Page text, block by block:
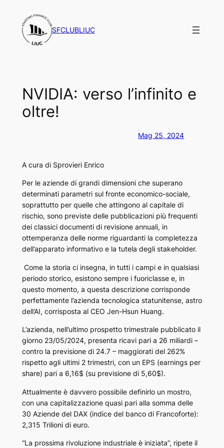
contenuto
SFCLUBLIUC
NVIDIA: verso l’infinito e
oltre!
Mag 25, 2024
A cura di Sprovieri Enrico
Per le aziende di grandi dimensioni che superano
determinati parametri sul fronte economico-sociale,
soprattutto per quelle che attingono al capitale di
rischio, sono previste delle pubblicazioni più frequenti
dei classici documenti di revisione annuali, in
ottemperanza delle norme riguardanti la completezza
dell’apparato informativo e la tutela degli stakeholder.
Come la storia ci insegna, in tutti i campi e in qualsiasi
periodo storico, esistono sempre i fuoriclasse e, in
questo momento, a questa descrizione corrisponde
perfettamente l’azienda tecnologica statunitense, astro
dell’AI, corrisposta al CEO Jen-Hsun Huang.
L’azienda, nell’ultimo prospetto trimestrale pubblicato il
giorno 23/05/2024, presenta ricavi pari a 26 miliardi –
contro la previsione di 24.7 – maggiorati del 262%
rispetto agli ultimi 2 trimestri, con un EPS (earnings per
share) pari a 6,16$ (su previsione di 5,60$).
Attualmente è davvero possibile definirlo un mostro,
con una capitalizzazione quasi pari alla somma delle
30 Aziende del DAX (indice del banco di Francoforte):
2,315 Trilioni di euro.
“La prossima rivoluzione industriale è iniziata”, ripete il